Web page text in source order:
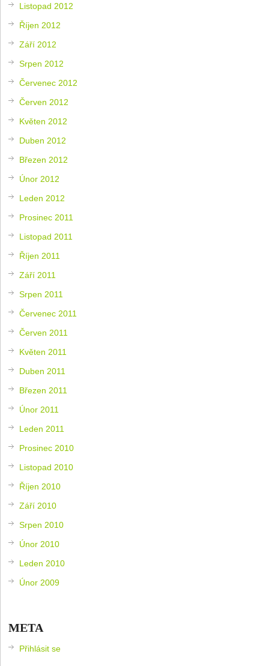
Listopad 2012
Říjen 2012
Září 2012
Srpen 2012
Červenec 2012
Červen 2012
Květen 2012
Duben 2012
Březen 2012
Únor 2012
Leden 2012
Prosinec 2011
Listopad 2011
Říjen 2011
Září 2011
Srpen 2011
Červenec 2011
Červen 2011
Květen 2011
Duben 2011
Březen 2011
Únor 2011
Leden 2011
Prosinec 2010
Listopad 2010
Říjen 2010
Září 2010
Srpen 2010
Únor 2010
Leden 2010
Únor 2009
META
Přihlásit se